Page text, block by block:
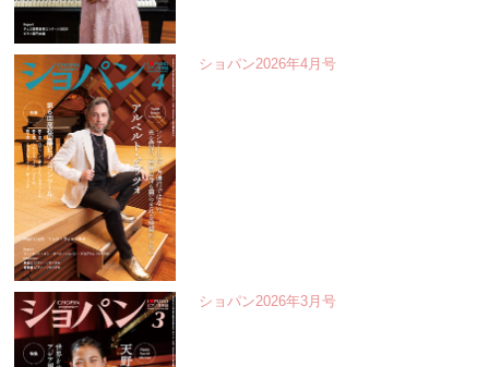
ショパン2026年4月号
ショパン2026年3月号